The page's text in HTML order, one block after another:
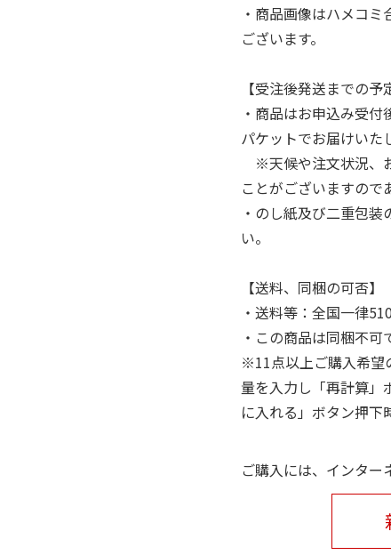
・商品画像はハメコ
ございます。
【受注後発送までの予
・商品はお申込み受
パケットでお届けいた
※天候や注文状況、
ことがございますので
・のし紙及び二重包
い。
【送料、同梱の可否】
・送料等：全国一律
・この商品は同梱不可
※11点以上ご購入希望
量を入力し「再計算」
に入れる」ボタン押下
ご購入には、インター